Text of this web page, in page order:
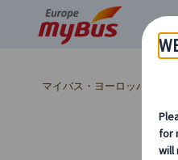
マイバス・ヨーロッパ